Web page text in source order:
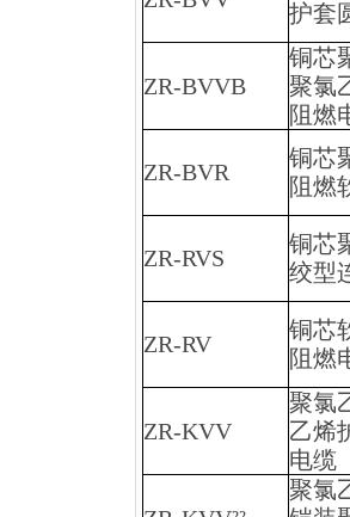
护套
ZR-BVVB
铜芯
聚氯
阻燃
ZR-BVR
铜芯
阻燃
ZR-RVS
铜芯
绞型
ZR-RV
铜芯
阻燃
ZR-KVV
聚氯
乙烯
电缆
聚氯